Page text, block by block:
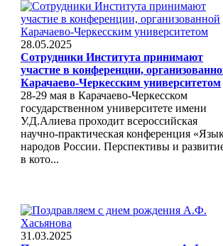
28.05.2025
Сотрудники Института принимают
участие в конференции,
Карачаево-Черкесским университетом
28-29 мая в Карачаево-Черкесском
государственном университете имени
У.Д.Алиева проходит всероссийская
научно-практическая конференция
народов России. Перспективы и
в кото...
31.03.2025